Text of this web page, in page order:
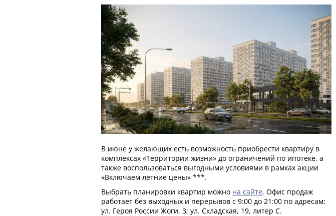
В июне у желающих есть возможность приобрести квартиру в
комплексах «Территории жизни» до ограничений по ипотеке, а
также воспользоваться выгодными условиями в рамках акции
«Включаем летние цены» ***.
Выбрать планировки квартир можно на сайте. Офис продаж
работает без выходных и перерывов с 9:00 до 21:00 по адресам:
ул. Героя России Жоги, 3; ул. Складская, 19, литер С.